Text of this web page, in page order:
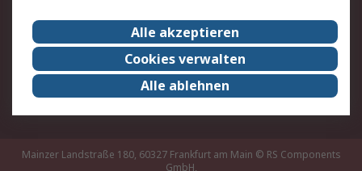
RS weltweit
Karriere bei RS
Nachhaltigkeit
Qualität/Umwelt/ZertifikatePresse-Center
Event-Center
Mainzer Landstraße 180, 60327 Frankfurt am Main © RS Components
GmbH,
Alle akzeptieren
Cookies verwalten
Alle ablehnen